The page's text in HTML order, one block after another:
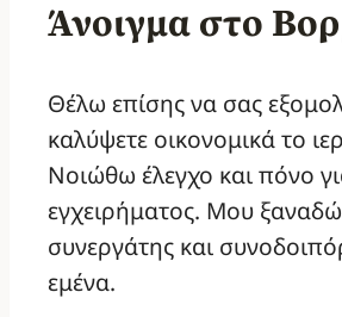
Άνοιγμα στο
Θέλω επίσης να σας
καλύψετε οικονομικά το
Νοιώθω έλεγχο και πόνο
εγχειρήματος. Μου
συνεργάτης και
εμένα.